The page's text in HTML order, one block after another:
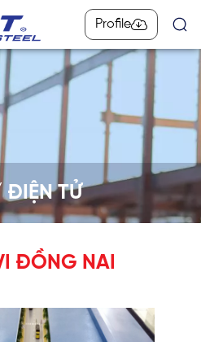
Profile
ĐIỆN TỬ
ĐỒNG NAI